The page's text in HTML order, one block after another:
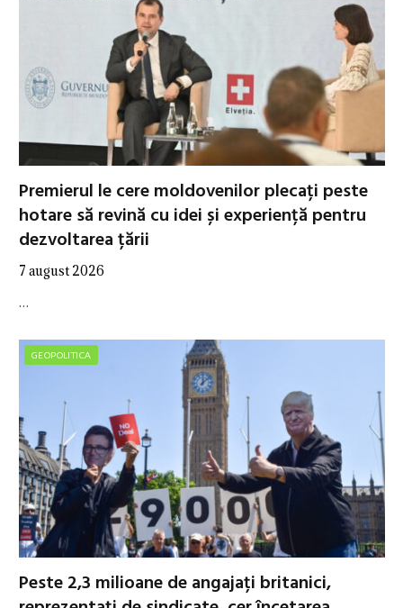
Premierul le cere moldovenilor plecați peste
hotare să revină cu idei și experiență pentru
dezvoltarea țării
7 august 2026
…
GEOPOLITICA
Peste 2,3 milioane de angajați britanici,